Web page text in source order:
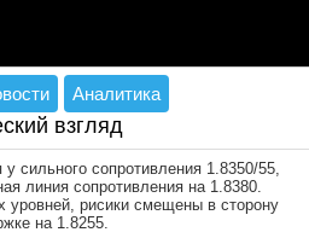
Аналитика
взгляд
сильного сопротивления 1.8350/55,
линия сопротивления на 1.8380.
уровней, рисики смещены в сторону
на 1.8255.